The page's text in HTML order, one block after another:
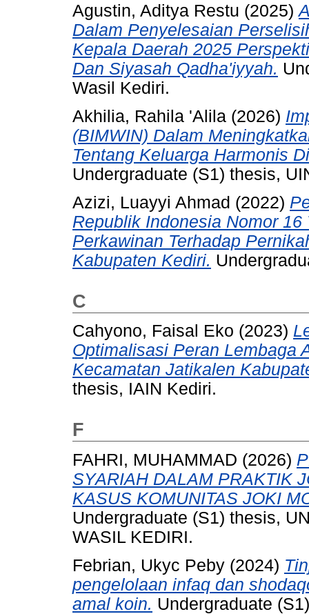
Agustin, Aditya Restu (2025)
Dalam Penyelesaian
Kepala Daerah 2025
Dan Siyasah Qadha'iyyah.
Wasil Kediri.
Akhilia, Rahila 'Alila (2026)
(BIMWIN) Dalam
Tentang Keluarga Harmonis
Undergraduate (S1) thesis,
Azizi, Luayyi Ahmad (2022)
Republik Indonesia Nomor
Perkawinan Terhadap
Kabupaten Kediri.
C
Cahyono, Faisal Eko (2023)
Optimalisasi Peran Lembaga
Kecamatan Jatikalen
thesis, IAIN Kediri.
F
FAHRI, MUHAMMAD (2026)
SYARIAH DALAM PRAKTIK
KASUS KOMUNITAS JOKI
Undergraduate (S1) thesis,
WASIL KEDIRI.
Febrian, Ukyc Peby (2024)
pengelolaan infaq dan
amal koin. Undergraduate